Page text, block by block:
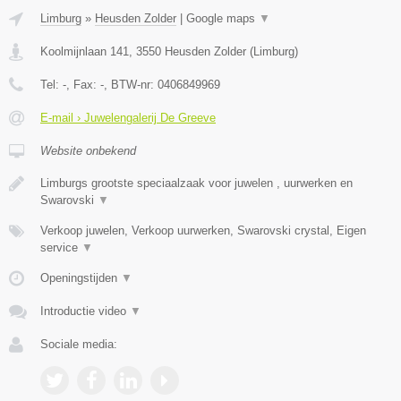
Limburg » Heusden Zolder Google maps ▼
Koolmijnlaan 141 3550 Heusden Zolder ( Limburg)
Tel: - , Fax: - , BTW-nr: 0406849969
E-mail › Juwelengalerij De Greeve
Website onbekend
Limburgs grootste speciaalzaak voor juwelen , uurwerken en
Swarovski ▼
Verkoop juwelen, Verkoop uurwerken, Swarovski crystal, Eigen
service ▼
Openingstijden ▼
Introductie video ▼
Sociale media: